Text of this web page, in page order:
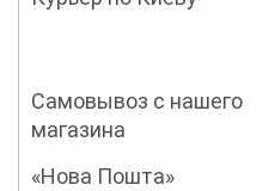
Самовывоз с нашего
магазина
«Нова Пошта»